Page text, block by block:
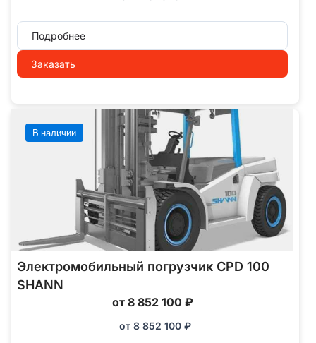
Подробнее
Заказать
В наличии
Электромобильный погрузчик CPD 100
SHANN
от 8 852 100 ₽
от 8 852 100 ₽